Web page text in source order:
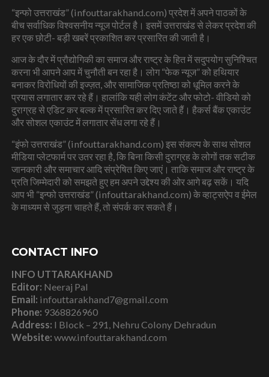
“इन्फो उत्तराखंड” (infouttarakhand.com) प्रदेश में अपने पाठकों के
बीच सर्वाधिक विश्वसनीय न्यूज पोर्टल है। इसमें उत्तराखंड से लेकर प्रदेश की
हर एक छोटी- बड़ी खबरें प्रकाशित कर प्रसारित की जाती है।
आज के दौर में प्रौद्योगिकी का समाज और राष्ट्र के हित में सदुपयोग सुनिश्चित
करना भी आपने आप में चुनौती बन रहा है। लोग “फेक न्यूज” को हथियार
बनाकर विरोधियों की इज्ज़त, और सामाजिक प्रतिष्ठा को धूमिल करने के
प्रयास लगातार कर रहे हैं। हालांकि यही लोग कंटेंट और फोटो- वीडियो को
दुराग्रह से एडिट कर बल्क में प्रसारित कर दिए जाते हैं। हैकर्स बैंक एकाउंट
और सोशल एकाउंट में लगातार सेंध लगा रहे हैं।
“इंफो उत्तराखंड” (infouttarakhand.com) इस संकल्प के साथ सोशल
मीडिया प्लेटफार्म पर उतर रहा है, कि बिना किसी दुराग्रह के लोगों तक सटीक
जानकारी और समाचार आदि संप्रेषित किए जाएं। ताकि समाज और राष्ट्र के
प्रति जिम्मेदारी को समझते हुए हम अपने उद्देश्य की ओर आगे बढ़ सकें। यदि
आप भी “इन्फो उत्तराखंड” (infouttarakhand.com) के व्हाट्सऐप व ईमेल
के माध्यम से जुड़ना चाहते हैं, तो संपर्क कर सकते हैं।
CONTACT INFO
INFO UTTARAKHAND
Editor: Neeraj Pal
Email: infouttarakhand7@gmail.com
Phone: 9368826960
Address: I Block – 291, Nehru Colony Dehradun
Website: www.infouttarakhand.com